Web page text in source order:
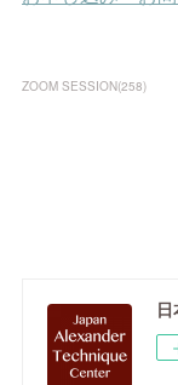
ZOOM SESSION(258)